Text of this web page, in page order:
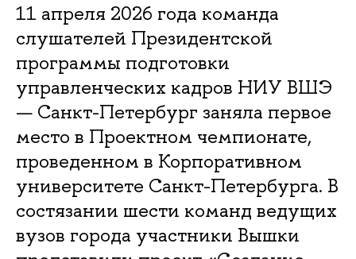
11 апреля 2026 года команда
слушателей Президентской
программы подготовки
управленческих кадров НИУ ВШЭ
— Санкт-Петербург заняла первое
место в Проектном чемпионате,
проведенном в Корпоративном
университете Санкт-Петербурга. В
состязании шести команд ведущих
вузов города участники Вышки